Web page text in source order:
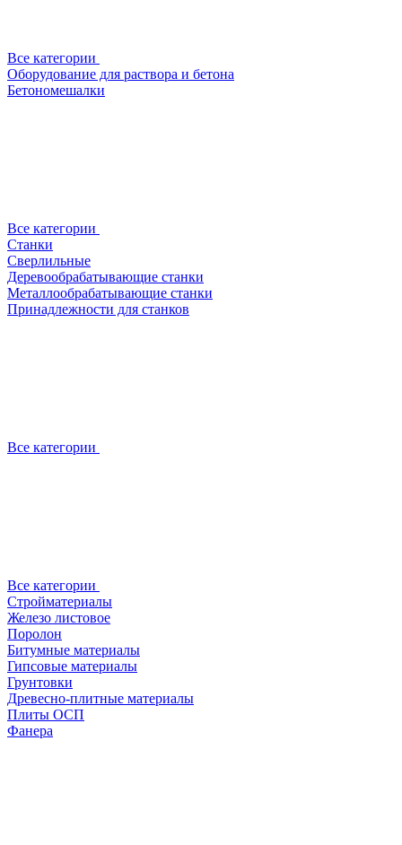
Все категории
Оборудование для раствора и бетона
Бетономешалки
Все категории
Станки
Сверлильные
Деревообрабатывающие станки
Металлообрабатывающие станки
Принадлежности для станков
Все категории
Все категории
Стройматериалы
Железо листовое
Поролон
Битумные материалы
Гипсовые материалы
Грунтовки
Древесно-плитные материалы
Плиты ОСП
Фанера